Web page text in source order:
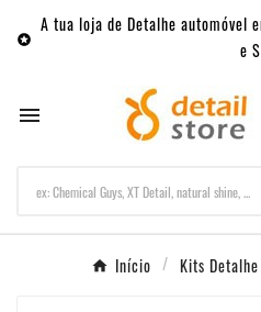

A tua loja de Detalhe automóvel
e

Início Kits Detalhe